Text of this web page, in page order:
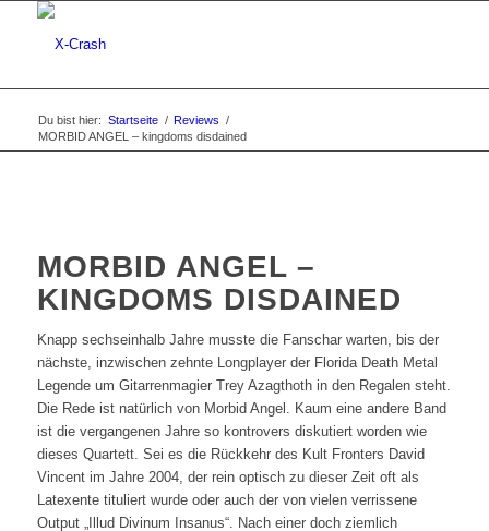
Du bist hier: Startseite / Reviews /
MORBID ANGEL – kingdoms disdained
MORBID ANGEL –
KINGDOMS DISDAINED
Knapp sechseinhalb Jahre musste die Fanschar warten, bis der
nächste, inzwischen zehnte Longplayer der Florida Death Metal
Legende um Gitarrenmagier Trey Azagthoth in den Regalen steht.
Die Rede ist natürlich von Morbid Angel. Kaum eine andere Band
ist die vergangenen Jahre so kontrovers diskutiert worden wie
dieses Quartett. Sei es die Rückkehr des Kult Fronters David
Vincent im Jahre 2004, der rein optisch zu dieser Zeit oft als
Latexente tituliert wurde oder auch der von vielen verrissene
Output „Illud Divinum Insanus“. Nach einer doch ziemlich